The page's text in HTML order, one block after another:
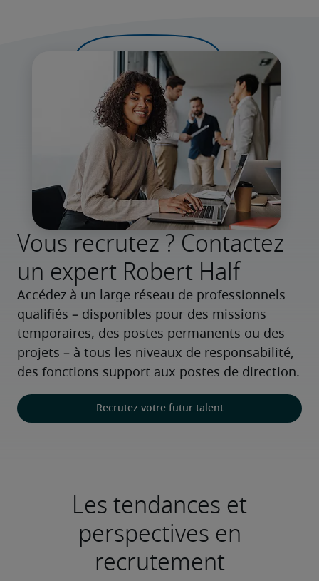
Vous recrutez ? Contactez
un expert Robert Half
Accédez à un large réseau de professionnels
qualifiés – disponibles pour des missions
temporaires, des postes permanents ou des
projets – à tous les niveaux de responsabilité,
des fonctions support aux postes de direction.
Recrutez votre futur talent
Les tendances et
perspectives en
recrutement